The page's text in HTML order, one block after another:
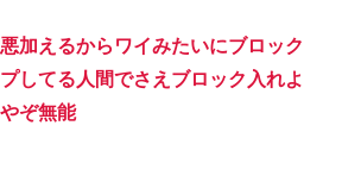
加えるからワイみたいにブロック
してる人間でさえブロック入れよ
ぞ無能